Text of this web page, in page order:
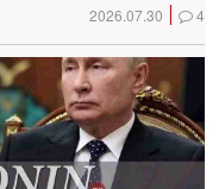
2026.07.30 4